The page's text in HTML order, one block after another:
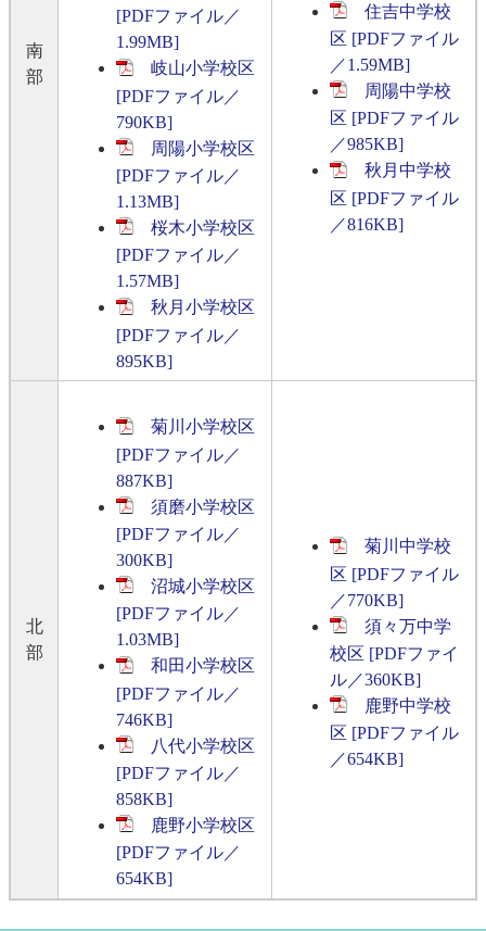
南
部
[PDFファイル／
1.99MB]
岐山小学校区
[PDFファイル／
790KB]
周陽小学校区
[PDFファイル／
1.13MB]
桜木小学校区
[PDFファイル／
1.57MB]
秋月小学校区
[PDFファイル／
895KB]
住吉中学校
区 [PDFファイル
／1.59MB]
周陽中学校
区 [PDFファイル
／985KB]
秋月中学校
区 [PDFファイル
／816KB]
北
部
菊川小学校区
[PDFファイル／
887KB]
須磨小学校区
[PDFファイル／
300KB]
沼城小学校区
[PDFファイル／
1.03MB]
和田小学校区
[PDFファイル／
746KB]
八代小学校区
[PDFファイル／
858KB]
鹿野小学校区
[PDFファイル／
654KB]
菊川中学校
区 [PDFファイル
／770KB]
須々万中学
校区 [PDFファイ
ル／360KB]
鹿野中学校
区 [PDFファイル
／654KB]